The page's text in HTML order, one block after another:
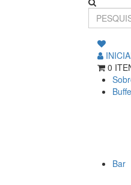
0
Bar